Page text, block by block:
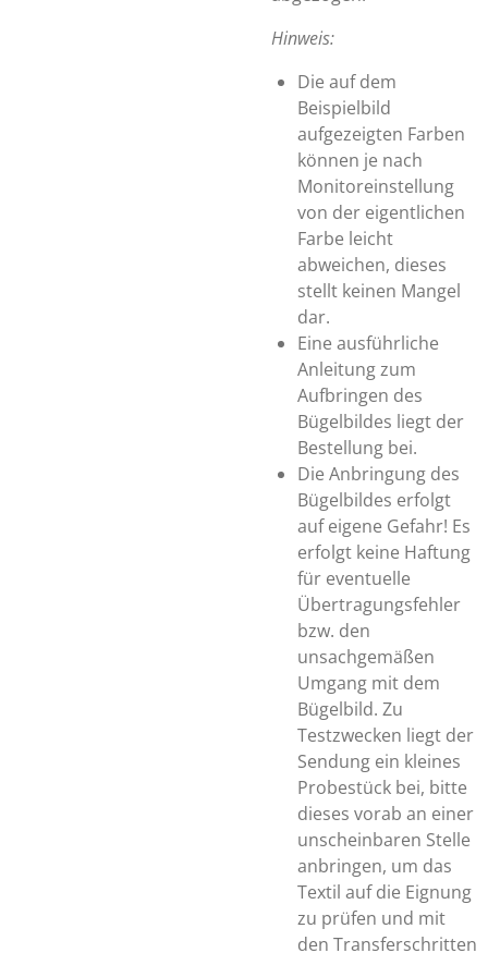
Hinweis:
Die auf dem
Beispielbild
aufgezeigten Farben
können je nach
Monitoreinstellung
von der eigentlichen
Farbe leicht
abweichen, dieses
stellt keinen Mangel
dar.
Eine ausführliche
Anleitung zum
Aufbringen des
Bügelbildes liegt der
Bestellung bei.
Die Anbringung des
Bügelbildes erfolgt
auf eigene Gefahr! Es
erfolgt keine Haftung
für eventuelle
Übertragungsfehler
bzw. den
unsachgemäßen
Umgang mit dem
Bügelbild. Zu
Testzwecken liegt der
Sendung ein kleines
Probestück bei, bitte
dieses vorab an einer
unscheinbaren Stelle
anbringen, um das
Textil auf die Eignung
zu prüfen und mit
den Transferschritten